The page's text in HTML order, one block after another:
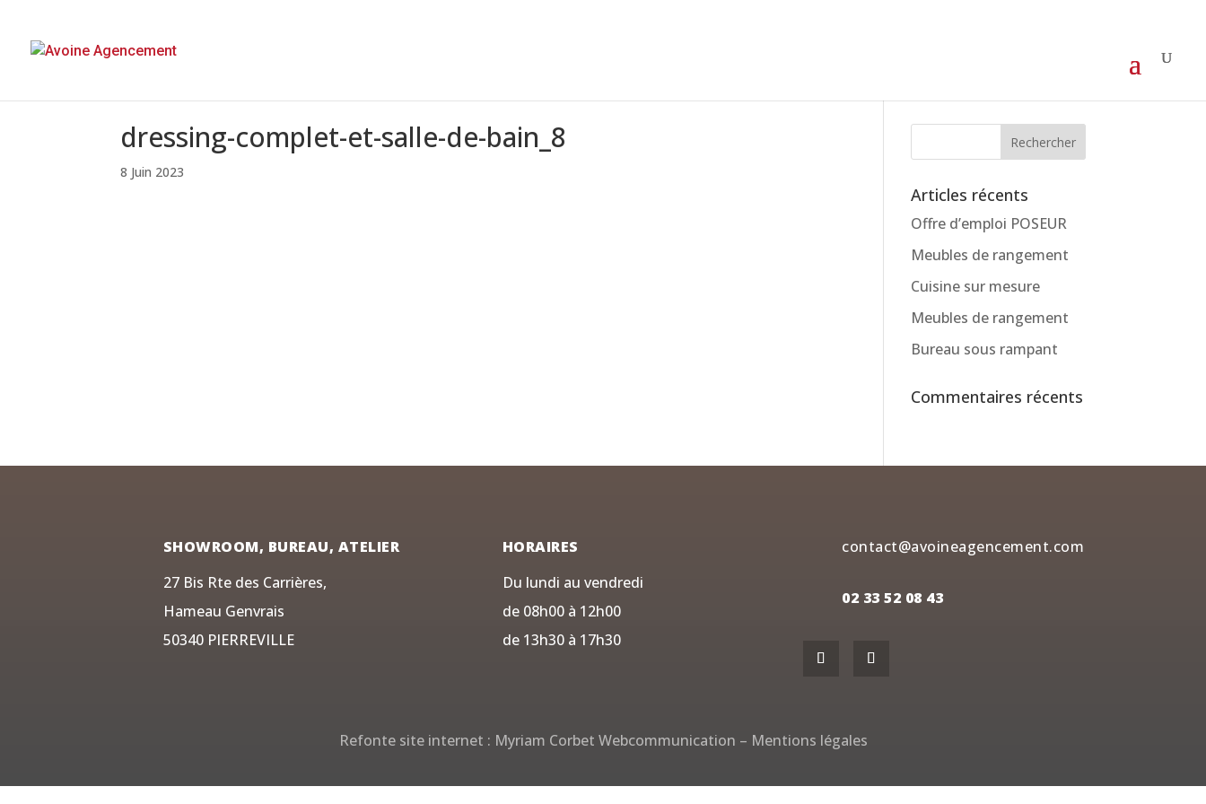
dressing-complet-et-salle-de-bain_8
8 Juin 2023
Articles récents
Offre d’emploi POSEUR
Meubles de rangement
Cuisine sur mesure
Meubles de rangement
Bureau sous rampant
Commentaires récents
SHOWROOM, BUREAU, ATELIER
27 Bis Rte des Carrières,
Hameau Genvrais
50340 PIERREVILLE
HORAIRES
Du lundi au vendredi
de 08h00 à 12h00
de 13h30 à 17h30
contact@avoineagencement.com
02 33 52 08 43
Refonte site internet : Myriam Corbet Webcommunication – Mentions légales